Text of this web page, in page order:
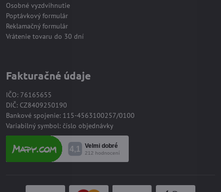
Osobné vyzdvihnutie
Poptávkový formulár
Reklamačný formulár
Vrátenie tovaru do 30 dní
Fakturačné údaje
IČO: 76165655
DIČ: CZ8409250190
Bankové spojenie: 115-4563100257/0100
Variabilný symbol: číslo objednávky